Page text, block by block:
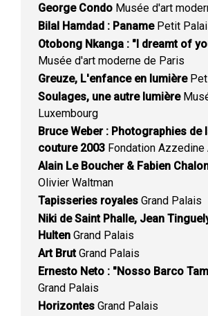
George Condo Musée d'art
Bilal Hamdad : PanamePetit
Otobong Nkanga : "I dreamt of
Musée d'art moderne de Paris
Greuze, L'enfance en lumière
Soulages, une autre lumière
Luxembourg
Bruce Weber : Photographies de
couture 2003 Fondation Azzedine
Alain Le Boucher & Fabien
Olivier Waltman
Tapisseries royales Grand Palais
Niki de Saint Phalle, Jean
Hulten Grand Palais
Art BrutGrand Palais
Ernesto Neto : "Nosso Barco
Grand Palais
Horizontes Grand Palais